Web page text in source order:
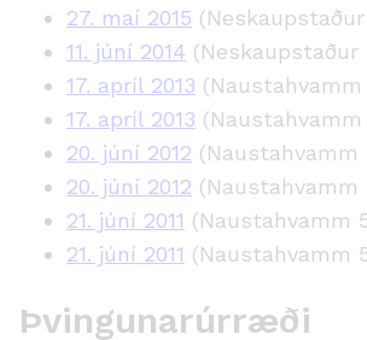
27. maí 2015
11. júní 2014 (Neskaupstaður
17. apríl 2013 (Naustahvamm
17. apríl 2013 (Naustahvamm
20. júní 2012 (Naustahvamm
20. júní 2012 (Naustahvamm
21. júní 2011 (Naustahvamm
21. júní 2011 (Naustahvamm
Þvingunarúrræði